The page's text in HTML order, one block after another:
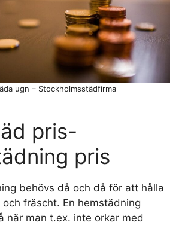
ugn – Stockholmsstädfirma
pris-
pris
behövs då och då för att hålla
fräscht. En hemstädning
när man t.ex. inte orkar med